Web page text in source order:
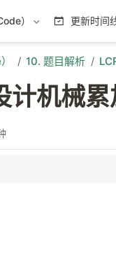
） 更新时间
10. 题目解析
计机械